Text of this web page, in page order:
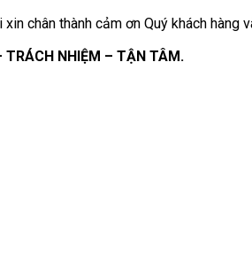
xin chân thành cảm ơn Quý khách hàng
TRÁCH NHIỆM – TẬN TÂM.